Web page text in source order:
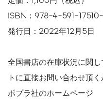
ISBN：978-4-591-17510-
発行日：2022年12月5日
全国書店の在庫状況に関
トに直接お問い合わせ頂く
ポプラ社のホームページ